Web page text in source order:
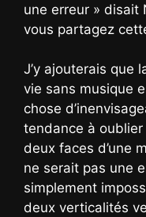
une erreur » disait
vous partagez
J’y ajouterais que
vie sans musique
chose
tendance à oublier
deux faces d’une
ne serait pas une
simplement
deux verticalités